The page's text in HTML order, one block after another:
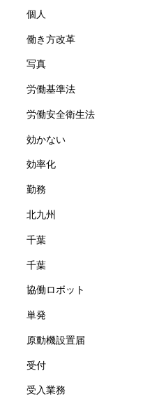
個人
働き方改革
写真
労働基準法
労働安全衛生法
効かない
効率化
勤務
北九州
千葉
千葉
協働ロボット
単発
原動機設置届
受付
受入業務